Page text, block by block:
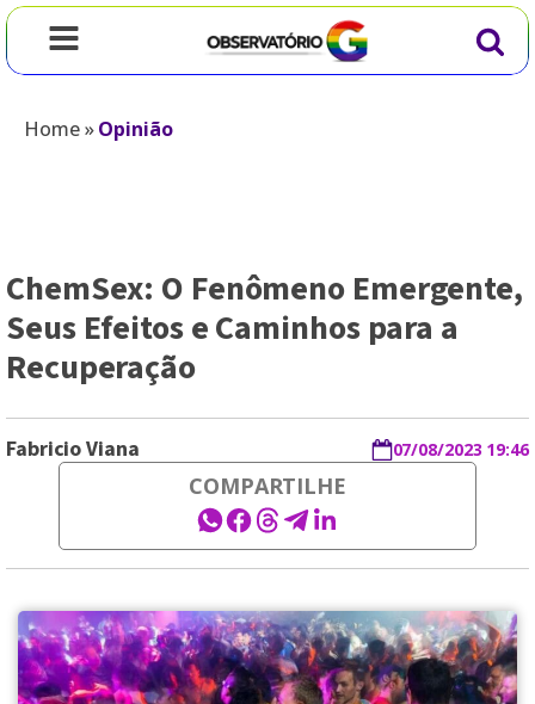
Home»Opinião
ChemSex: O Fenômeno Emergente,
Seus Efeitos e Caminhos para a
Recuperação
Fabricio Viana 07/08/2023 19:46
COMPARTILHE